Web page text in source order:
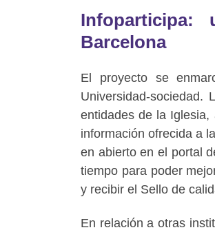
Barcelona
El proyecto se
Universidad-sociedad.
entidades de la
información ofrecida a
en abierto en el portal
tiempo para poder
y recibir el Sello de
En relación a otras